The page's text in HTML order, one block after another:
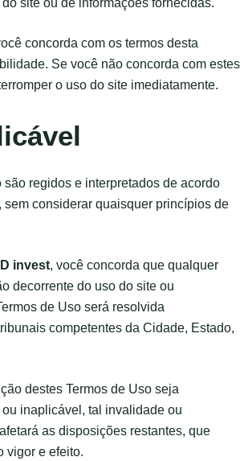
concorda com os termos desta
Se você não concorda com estes
o uso do site imediatamente.
são regidos e interpretados de acordo
sem considerar quaisquer princípios de
invest, você concorda que qualquer
decorrente do uso do site ou
de Uso será resolvida
competentes da Cidade, Estado,
destes Termos de Uso seja
inaplicável, tal invalidade ou
as disposições restantes, que
vigor e efeito.